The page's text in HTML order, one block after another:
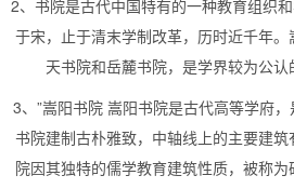
2、书院是古代中国特有的一种教育组织
于宋，止于清末学制改革，历时近千年
天书院和岳麓书院，是学界较为公认
3、”嵩阳书院 嵩阳书院是古代高等学府
书院建制古朴雅致，中轴线上的主要建
院因其独特的儒学教育建筑性质，被称